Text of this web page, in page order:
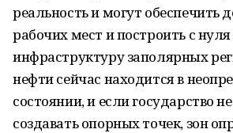
реальность и могут обеспечить
рабочих мест и построить с
инфраструктуру заполярных
нефти сейчас находится в
состоянии, и если государство
создавать опорных точек, зон